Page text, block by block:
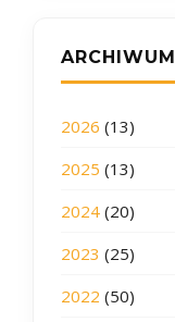
ARCHIWUM
2026 (13)
2025 (13)
2024 (20)
2023 (25)
2022 (50)